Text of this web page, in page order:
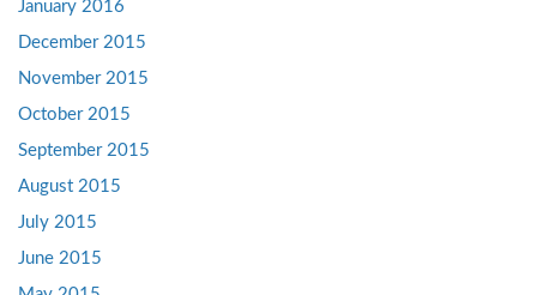
January 2016
December 2015
November 2015
October 2015
September 2015
August 2015
July 2015
June 2015